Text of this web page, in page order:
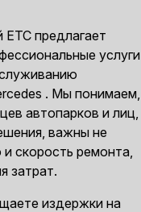
ЕТС предлагает
услуги
. Мы понимаем,
автопарков и лиц,
важны не
и скорость ремонта,
затрат.
издержки на